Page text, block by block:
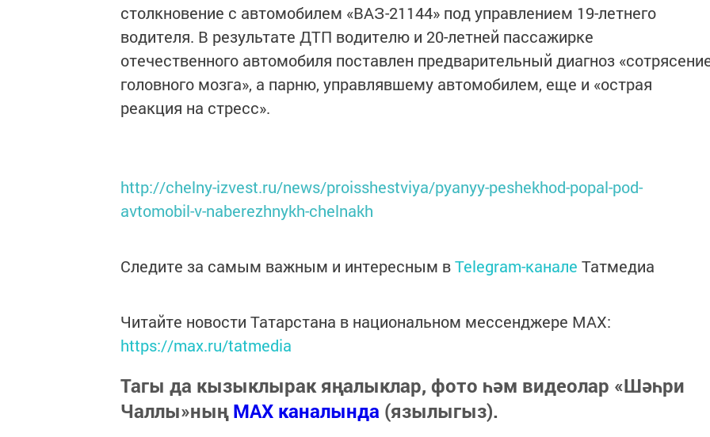
столкновение с автомобилем «ВАЗ-21144» под управлением 19-летнего
водителя. В результате ДТП водителю и 20-летней пассажирке
отечественного автомобиля поставлен предварительный диагноз
головного мозга», а парню, управлявшему автомобилем, еще и «острая
реакция на стресс».
http://chelny-izvest.ru/news/proisshestviya/pyanyy-peshekhod-popal-pod-
avtomobil-v-naberezhnykh-chelnakh
Следите за самым важным и интересным вTelegram-канале Татмедиа
Читайте новости Татарстана в национальном мессенджере MАХ:
https://max.ru/tatmedia
Тагы да кызыклырак яңалыклар, фото һәм видеолар «Шәһри
Чаллы»ныңMAX каналында (язылыгыз).